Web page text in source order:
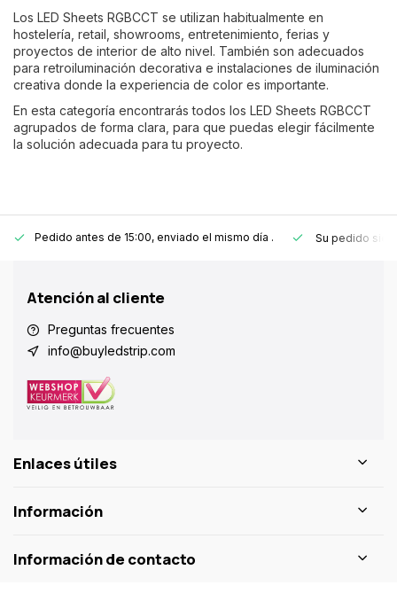
Los LED Sheets RGBCCT se utilizan habitualmente en
hostelería, retail, showrooms, entretenimiento, ferias y
proyectos de interior de alto nivel. También son adecuados
para retroiluminación decorativa e instalaciones de iluminación
creativa donde la experiencia de color es importante.
En esta categoría encontrarás todos los LED Sheets RGBCCT
agrupados de forma clara, para que puedas elegir fácilmente
la solución adecuada para tu proyecto.
Pedido antes de 15:00, enviado el mismo día . Su pedido
Atención al cliente
Preguntas frecuentes
info@buyledstrip.com
Enlaces útiles
Información
Información de contacto